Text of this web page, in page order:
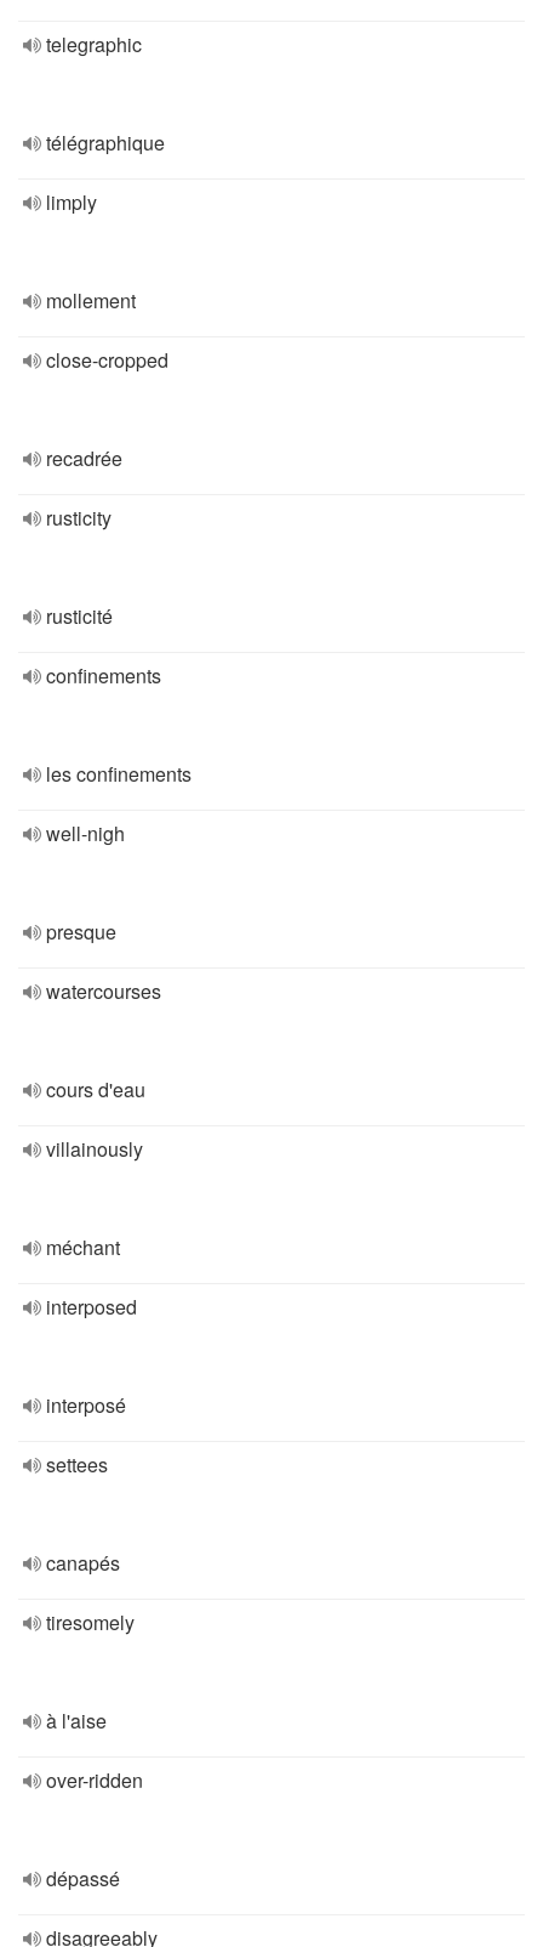
telegraphic
télégraphique
limply
mollement
close-cropped
recadrée
rusticity
rusticité
confinements
les confinements
well-nigh
presque
watercourses
cours d'eau
villainously
méchant
interposed
interposé
settees
canapés
tiresomely
à l'aise
over-ridden
dépassé
disagreeably